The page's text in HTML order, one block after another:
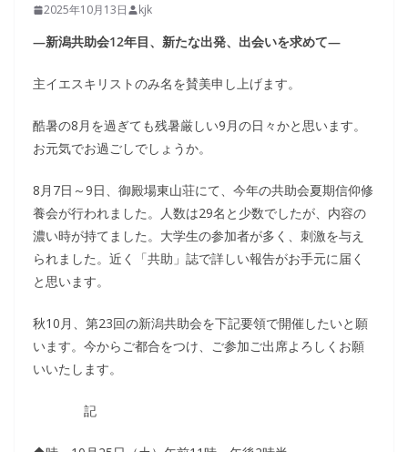
2025年10月13日 kjk
―新潟共助会12年目、新たな出発、出会いを求めて―
主イエスキリストのみ名を賛美申し上げます。
酷暑の8月を過ぎても残暑厳しい9月の日々かと思います。
お元気でお過ごしでしょうか。
8月7日～9日、御殿場東山荘にて、今年の共助会夏期信仰修
養会が行われました。人数は29名と少数でしたが、内容の
濃い時が持てました。大学生の参加者が多く、刺激を与え
られました。近く「共助」誌で詳しい報告がお手元に届く
と思います。
秋10月、第23回の新潟共助会を下記要領で開催したいと願
います。今からご都合をつけ、ご参加ご出席よろしくお願
いいたします。
記